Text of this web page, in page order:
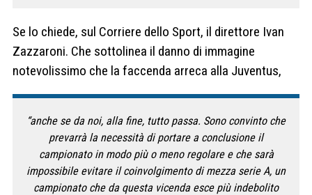
Se lo chiede, sul Corriere dello Sport, il direttore Ivan
Zazzaroni. Che sottolinea il danno di immagine
notevolissimo che la faccenda arreca alla Juventus,
“anche se da noi, alla fine, tutto passa. Sono convinto che
prevarrà la necessità di portare a conclusione il
campionato in modo più o meno regolare e che sarà
impossibile evitare il coinvolgimento di mezza serie A, un
campionato che da questa vicenda esce più indebolito